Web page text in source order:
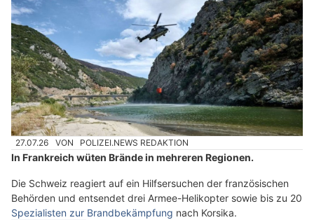
27.07.26 VON POLIZEI.NEWS REDAKTION
In Frankreich wüten Brände in mehreren Regionen.
Die Schweiz reagiert auf ein Hilfsersuchen der französischen
Behörden und entsendet drei Armee-Helikopter sowie bis zu 20
Spezialisten zur Brandbekämpfung nach Korsika.